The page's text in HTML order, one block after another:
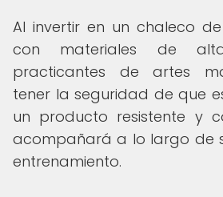
Al invertir en un chaleco
con materiales de
practicantes de artes
tener la seguridad de que
un producto resistente y
acompañará a lo largo de
entrenamiento.